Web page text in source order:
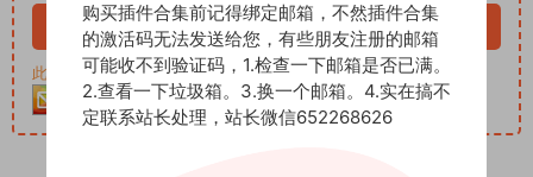
立即购买
此资源购买后30天内可下载。客服QQ：652268626
购买插件合集前记得绑定邮箱，不然插件合集
的激活码无法发送给您，有些朋友注册的邮箱
可能收不到验证码，1.检查一下邮箱是否已满。
2.查看一下垃圾箱。3.换一个邮箱。4.实在搞不
定联系站长处理，站长微信652268626